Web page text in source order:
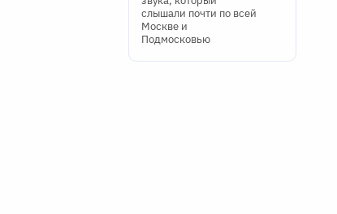
слышали почти по всей
Москве и
Подмосковью